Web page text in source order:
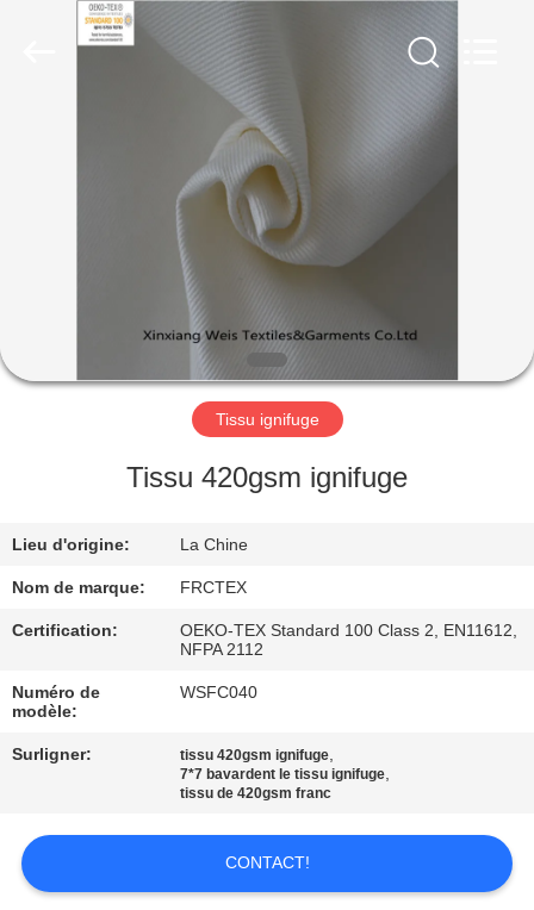
PRODUITS
DE
NOUS
CONTRÔLE
DE
NOUS
DEMANDEZ
UNE
Textiles&Garments
Tissu ignifuge
Tissu 420gsm ignifuge
Lieu d'origine: La Chine
Nom de marque: FRCTEX
Certification:
OEKO-TEX Standard 100 Class 2, EN11612,
NFPA 2112
Numéro de
modèle:
WSFC040
Surligner: tissu 420gsm ignifuge,
7*7 bavardent le tissu ignifuge,
tissu de 420gsm franc
CONTACT!